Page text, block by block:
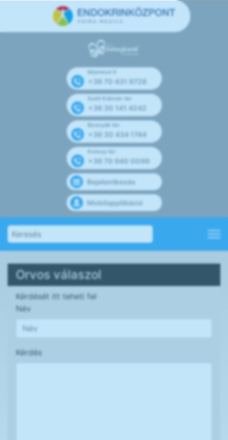
Mammut II
+36 70 431 9728
Széll Kálmán tér
+36 30 141 4242
Bosnyák tér
+36 30 434 1744
Kolosy tér
+36 70 940 0099
Bejelentkezés
Mobilapplikáció
Orvos válaszol
Kérdését itt teheti fel
Név
Kérdés